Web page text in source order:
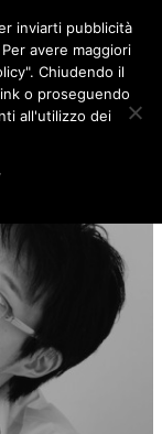
F
c
e
b
o
I
n
s
t
inviarti pubblicità
avere maggiori
Chiudendo il
o proseguendo
all'utilizzo dei